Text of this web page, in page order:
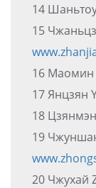
14
15
16 Маомин
17 Янцзян
18
19
20 Чжухай